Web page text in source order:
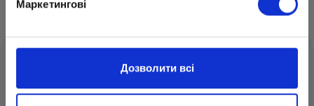
Маркетингові
Дозволити всі
Статті автора